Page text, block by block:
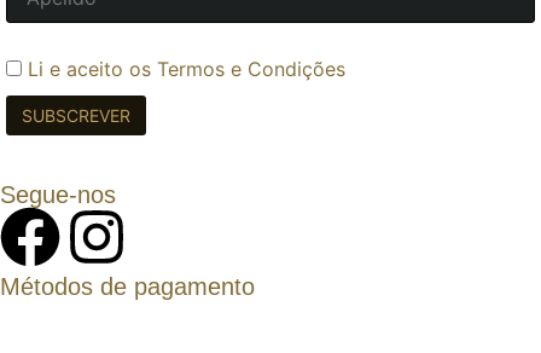
Li e aceito os Termos e Condições
Segue-nos
Métodos de pagamento